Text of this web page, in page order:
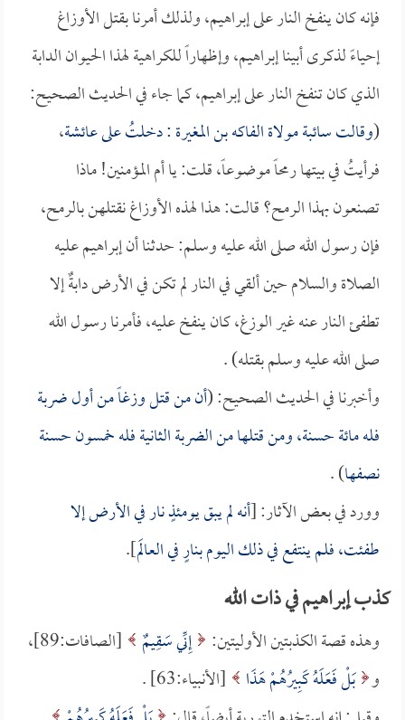
فإنه كان ينفخ النار على إبراهيم، ولذلك أمرنا بقتل الأوزاغ
إحياءً لذكرى أبينا إبراهيم، وإظهاراً للكراهية لهذا الحيوان الدابة
الذي كان تنفخ النار على إبراهيم، كما جاء في الحديث الصحيح:
(وقالتسائبة مولاة الفاكه بن المغيرة: دخلتُ علىعائشة،
فرأيتُ في بيتها رمحاً موضوعاً، قلت: يا أم المؤمنين! ماذا
تصنعون بهذا الرمح؟ قالت: هذا لهذه الأوزاغ نقتلهن بالرمح،
فإن رسول الله صلى الله عليه وسلم: حدثنا أن إبراهيم عليه
الصلاة والسلام حين ألقي في النار لم تكن في الأرض دابةٌ إلا
تطفئ النار عنه غير الوزغ، كان ينفخ عليه، فأمرنا رسول الله
صلى الله عليه وسلم بقتله) .
وأخبرنا في الحديث الصحيح: (أن من قتل وزغاً من أول ضربة
فله مائة حسنة، ومن قتلها من الضربة الثانية فله خمسون حسنة
نصفها) .
وورد في بعض الآثار: [أنه لم يبق يومئذٍ نار في الأرض إلا
طفئت، فلم ينتفع في ذلك اليوم بنارٍ في العالَم].
كذب إبراهيم في ذات الله
وهذه قصة الكذبتين الأوليتين: إِنِّي سَقِيمٌ
[الصافات:89]،
و بَلْ فَعَلَهُ كَبِيرُهُمْ هَذَا
[الأنبياء:63] .